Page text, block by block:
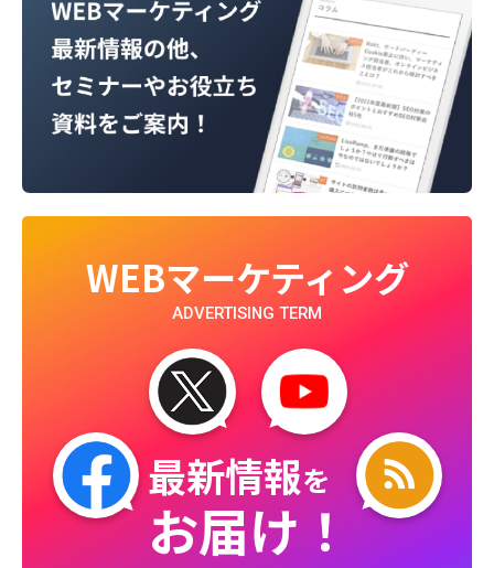
WEBマーケティング
ADVERTISING TERM
最新情報を
お届け！